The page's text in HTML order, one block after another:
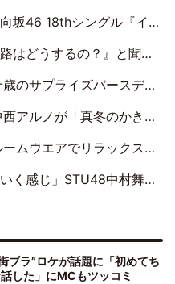
ル『イチャイチャ虫』新ビジュアル公開
マホを見せました」【日向坂46『五期生LIVE』開催記念 五期生“変革”ドキュメンタリー③】
び「頼られる先輩になれるように努力していきたい」
す！ 因縁の裏にあるのは、逆境をともに“凌”ぐ似た者同士の絆
グラビアを見て成長を感じていただけるとうれしい」
中村舞、新しい挑戦は自らの手で
ブラ”ロケが話題に「初めてち
した」にMCもツッコミ